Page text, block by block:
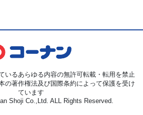
いるあらゆる内容の無許可転載・転用を禁止
の著作権法及び国際条約によって保護を受け
ています
Shoji Co.,Ltd. ALL Rights Reserved.